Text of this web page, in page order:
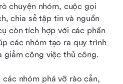
chuyện nhóm, cuộc gọi
chia sẻ tập tin và nguồn
còn tích hợp với các phần
các nhóm tạo ra quy trình
giảm công việc thủ công.
nhóm phá vỡ rào cản,